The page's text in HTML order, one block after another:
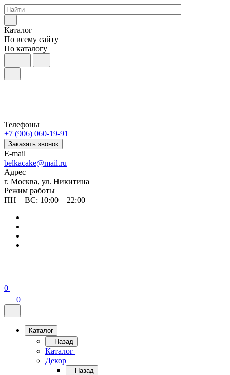
Каталог
По всему сайту
По каталогу
Телефоны
+7 (906) 060-19-91
Заказать звонок
E-mail
belkacake@mail.ru
Адрес
г. Москва, ул. Никитина
Режим работы
ПН—ВС: 10:00—22:00
0
0
Каталог
Назад
Каталог
Декор
Назад